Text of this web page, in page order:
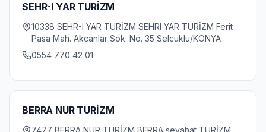
SEHR-I YAR TURİZM
10338 SEHR-I YAR TURİZM SEHRI YAR TURİZM Ferit
Pasa Mah. Akcanlar Sok. No. 35 Selcuklu/KONYA
0554 770 42 01
BERRA NUR TURİZM
7477 BERRA NUR TURİZM BERRA seyahat TURİZM